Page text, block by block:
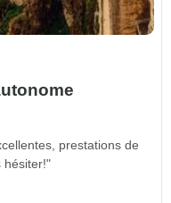
prestations de
hésiter!"